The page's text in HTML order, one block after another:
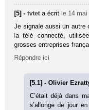
[5] -tvtet a écrit le 14 mai
Je signale aussi un autre
la télé connecté,
grosses entreprises
Répondre ici
[5.1] - Olivier
C’était déjà dans
s’allonge de jour